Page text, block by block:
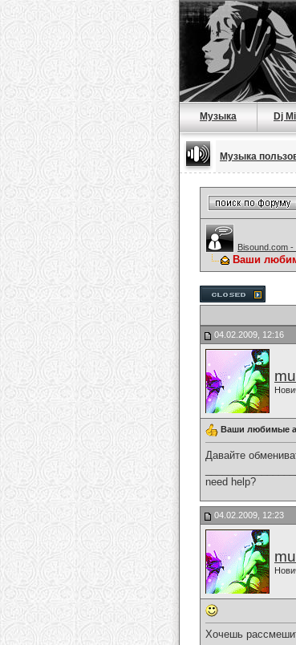
Музыка Dj
Музыка
Bisound.com
Ваши
04.02.2009, 12:16
Ваши любимые
Давайте
need help?
04.02.2009, 12:23
Хочешь